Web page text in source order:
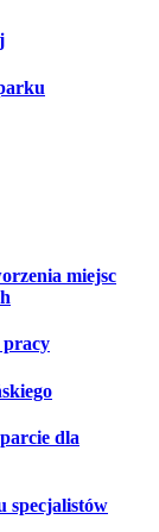
miejsc
pracy
dla
specjalistów